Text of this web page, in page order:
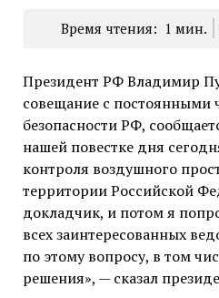
Время чтения: 1 мин.
Президент РФ Владимир
совещание с постоянными
безопасности РФ,
нашей повестке дня
контроля воздушного
территории Российской
докладчик, и потом я
всех заинтересованных
по этому вопросу, в том
решения», — сказал